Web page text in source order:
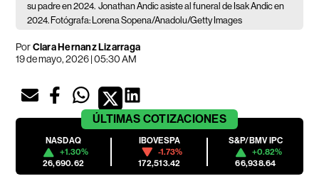
su padre en 2024. Jonathan Andic asiste al funeral de Isak Andic en
2024. Fotógrafa: Lorena Sopena/Anadolu/Getty Images
PorClara Hernanz Lizarraga
19 de mayo, 2026 | 05:30 AM
ÚLTIMAS COTIZACIONES
NASDAQ
+1.30%
26,690.62
IBOVESPA
-1.73%
172,513.42
S&P/BMV IPC
+0.82%
66,938.64